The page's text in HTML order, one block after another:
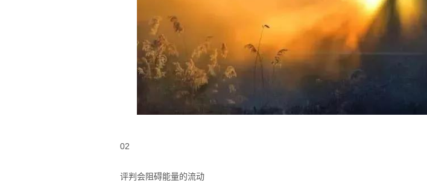
02
评判会阻碍能量的流动